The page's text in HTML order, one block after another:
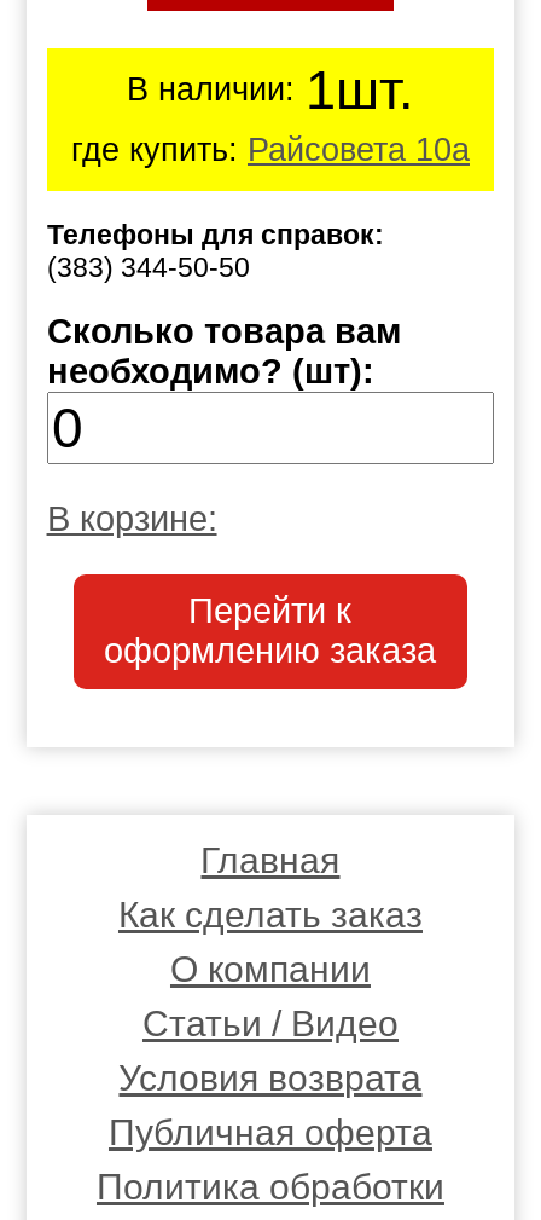
В наличии: 1шт.
где купить: Райсовета 10а
Телефоны для справок:
(383) 344-50-50
Сколько товара вам
необходимо? (шт):
В корзине:
Перейти к
оформлению заказа
Главная
Как сделать заказ
О компании
Статьи / Видео
Условия возврата
Публичная оферта
Политика обработки